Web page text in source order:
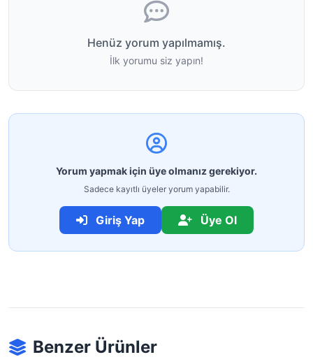
Henüz yorum yapılmamış.
İlk yorumu siz yapın!
Yorum yapmak için üye olmanız gerekiyor.
Sadece kayıtlı üyeler yorum yapabilir.
Giriş Yap Üye Ol
Benzer Ürünler